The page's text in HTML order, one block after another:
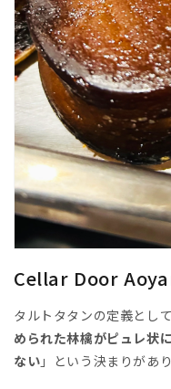
Cellar Door
タルトタタンの定義とし
められた林檎がピュレ状
ない 」という決まりがあり